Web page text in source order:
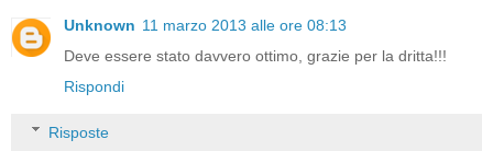
Unknown 11 marzo 2013 alle ore 08:13
Deve essere stato davvero ottimo, grazie per la dritta!!!
Rispondi
Risposte